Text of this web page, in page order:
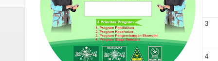
Laporan Koin Nu Ngaliyan
Laporan Koin Nu Lobang Oktober
Laporan Koin Nu Limpung
3
4